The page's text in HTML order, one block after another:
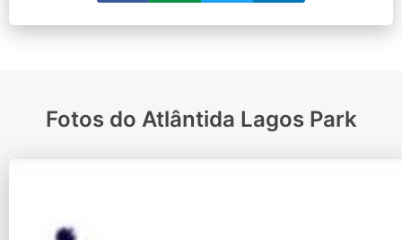
Fotos do Atlântida Lagos Park